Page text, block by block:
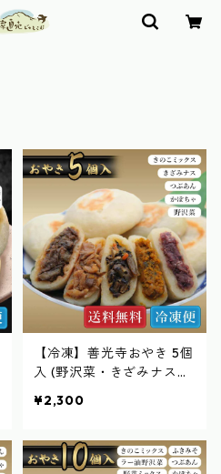
【冷凍】善光寺おやき 5個
入 (野沢菜・きざみナス・
こミックス) 各1個
¥2,300